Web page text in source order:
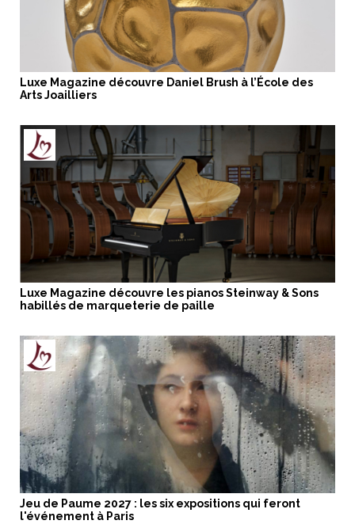
Luxe Magazine découvre Daniel Brush à l’École des
Arts Joailliers
Luxe Magazine découvre les pianos Steinway & Sons
habillés de marqueterie de paille
Jeu de Paume 2027 : les six expositions qui feront
l'événement à Paris